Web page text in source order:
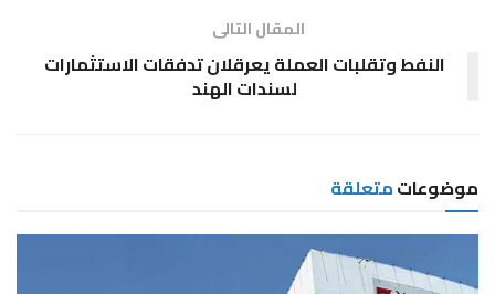
المقال التالى
النفط وتقلبات العملة يعرقلان تدفقات الاستثمارات
لسندات الهند
موضوعاتمتعلقة